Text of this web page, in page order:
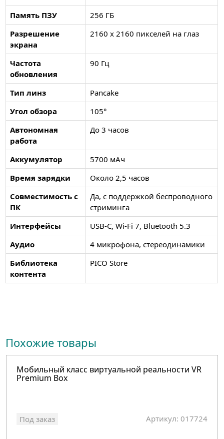
Память ПЗУ
256 ГБ
Разрешение
экрана
2160 x 2160 пикселей на глаз
Частота
обновления
90 Гц
Тип линз
Pancake
Угол обзора
105°
Автономная
работа
До 3 часов
Аккумулятор
5700 мАч
Время зарядки
Около 2,5 часов
Совместимость с
ПК
Да, с поддержкой беспроводного
стриминга
Интерфейсы
USB-C, Wi-Fi 7, Bluetooth 5.3
Аудио
4 микрофона, стереодинамики
Библиотека
контента
PICO Store
Похожие товары
Мобильный класс виртуальной реальности VR
Premium Box
Под заказ Артикул: 017724